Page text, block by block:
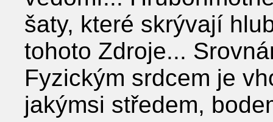
šaty, které skrývají
tohoto Zdroje...
Fyzickým srdcem je
jakýmsi středem,